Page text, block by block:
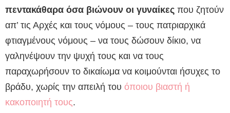
πεντακάθαρα όσα βιώνουν οι γυναίκες που ζητούν
απ’ τις Αρχές και τους νόμους – τους πατριαρχικά
φτιαγμένους νόμους – να τους δώσουν δίκιο, να
γαληνέψουν την ψυχή τους και να τους
παραχωρήσουν το δικαίωμα να κοιμούνται ήσυχες το
βράδυ, χωρίς την απειλή του όποιου βιαστή ή
κακοποιητή τους.